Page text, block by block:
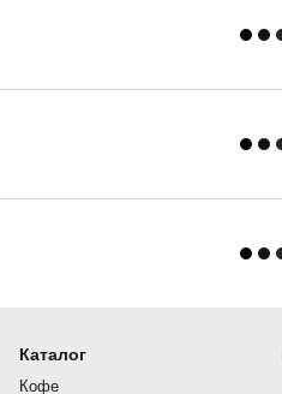
Каталог
Кофе